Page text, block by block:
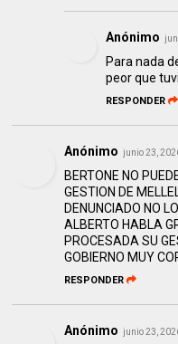
Anónimo
Para nada
peor que
RESPONDER
Anónimo junio 23,
BERTONE NO
GESTION DE
DENUNCIADO NO
ALBERTO HABLA
PROCESADA SU
GOBIERNO MUY
RESPONDER
Anónimo junio 23,